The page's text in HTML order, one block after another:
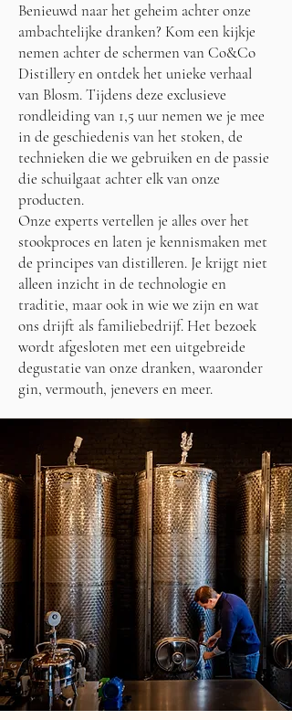
Benieuwd naar het geheim achter onze
ambachtelijke dranken? Kom een kijkje
nemen achter de schermen van Co&Co
Distillery en ontdek het unieke verhaal
van Blosm. Tijdens deze exclusieve
rondleiding van 1,5 uur nemen we je mee
in de geschiedenis van het stoken, de
technieken die we gebruiken en de passie
die schuilgaat achter elk van onze
producten.
Onze experts vertellen je alles over het
stookproces en laten je kennismaken met
de principes van distilleren. Je krijgt niet
alleen inzicht in de technologie en
traditie, maar ook in wie we zijn en wat
ons drijft als familiebedrijf. Het bezoek
wordt afgesloten met een uitgebreide
degustatie van onze dranken, waaronder
gin, vermouth, jenevers en meer.